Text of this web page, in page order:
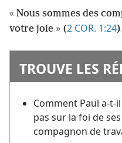
« Nous sommes des
votre joie » (2 COR. 1:24
TROUVE LES
Comment Paul a-t-
pas sur la foi de
compagnon de